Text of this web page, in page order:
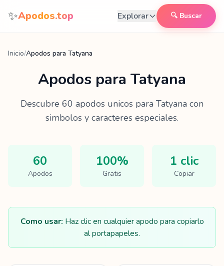
Saltar al contenido
✨Apodos.top Explorar 🔍 Buscar
Inicio/Apodos para Tatyana
Apodos para Tatyana
Descubre 60 apodos unicos para Tatyana con
simbolos y caracteres especiales.
60
Apodos
100%
Gratis
1 clic
Copiar
Como usar: Haz clic en cualquier apodo para copiarlo
al portapapeles.